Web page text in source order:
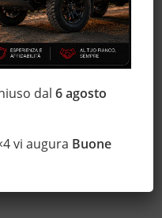
dal6 agosto
vi augura Buone